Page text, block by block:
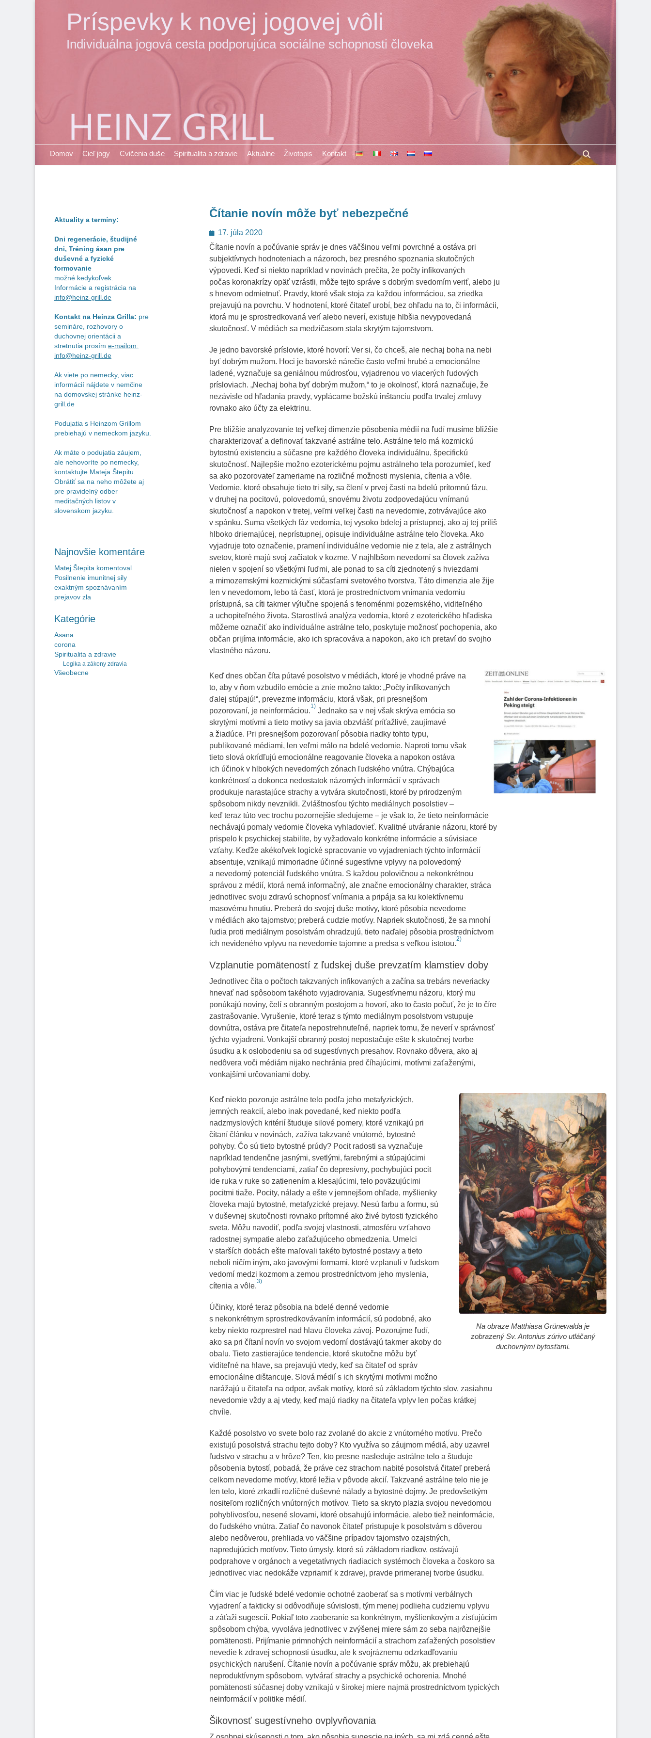
Príspevky k novej jogovej vôli
Individuálna jogová cesta podporujúca sociálne schopnosti človeka
Primary Menu
SkipDomov Cieľ jogy Cvičenia duše Spiritualita a zdravie Aktuálne Životopis Kontakt
Čítanie novín môže byť nebezpečné
Posted
on
17. júla 2020
Čítanie novín a počúvanie správ je dnes väčšinou veľmi povrchné a ostáva pri
subjektívnych hodnoteniach a názoroch, bez presného spoznania skutočných
výpovedí. Keď si niekto napríklad v novinách prečíta, že počty infikovaných
počas koronakrízy opäť vzrástli, môže tejto správe s dobrým svedomím veriť, alebo ju
s hnevom odmietnuť. Pravdy, ktoré však stoja za každou informáciou, sa zriedka
prejavujú na povrchu. V hodnotení, ktoré čitateľ urobí, bez ohľadu na to, či informácii,
ktorá mu je sprostredkovaná verí alebo neverí, existuje hlbšia nevypovedaná
skutočnosť. V médiách sa medzičasom stala skrytým tajomstvom.
Je jedno bavorské príslovie, ktoré hovorí: Ver si, čo chceš, ale nechaj boha na nebi
byť dobrým mužom. Hoci je bavorské nárečie často veľmi hrubé a emocionálne
ladené, vyznačuje sa geniálnou múdrosťou, vyjadrenou vo viacerých ľudových
prísloviach. „Nechaj boha byť dobrým mužom,“ to je okolnosť, ktorá naznačuje, že
nezávisle od hľadania pravdy, vyplácame božskú inštanciu podľa trvalej zmluvy
rovnako ako účty za elektrinu.
Pre bližšie analyzovanie tej veľkej dimenzie pôsobenia médií na ľudí musíme bližšie
charakterizovať a definovať takzvané astrálne telo. Astrálne telo má kozmickú
bytostnú existenciu a súčasne pre každého človeka individuálnu, špecifickú
skutočnosť. Najlepšie možno ezoterickému pojmu astrálneho tela porozumieť, keď
sa ako pozorovateľ zameriame na rozličné možnosti myslenia, cítenia a vôle.
Vedomie, ktoré obsahuje tieto tri sily, sa člení v prvej časti na bdelú prítomnú fázu,
v druhej na pocitovú, polovedomú, snovému životu zodpovedajúcu vnímanú
skutočnosť a napokon v tretej, veľmi veľkej časti na nevedomie, zotrvávajúce ako
v spánku. Suma všetkých fáz vedomia, tej vysoko bdelej a prístupnej, ako aj tej príliš
hlboko driemajúcej, neprístupnej, opisuje individuálne astrálne telo človeka. Ako
vyjadruje toto označenie, pramení individuálne vedomie nie z tela, ale z astrálnych
svetov, ktoré majú svoj začiatok v kozme. V najhlbšom nevedomí sa človek zažíva
nielen v spojení so všetkými ľuďmi, ale ponad to sa cíti zjednotený s hviezdami
a mimozemskými kozmickými súčasťami svetového tvorstva. Táto dimenzia ale žije
len v nevedomom, lebo tá časť, ktorá je prostredníctvom vnímania vedomiu
prístupná, sa cíti takmer výlučne spojená s fenoménmi pozemského, viditeľného
a uchopiteľného života. Starostlivá analýza vedomia, ktoré z ezoterického hľadiska
môžeme označiť ako individuálne astrálne telo, poskytuje možnosť pochopenia, ako
občan prijíma informácie, ako ich spracováva a napokon, ako ich pretaví do svojho
vlastného názoru.
Keď dnes občan číta pútavé posolstvo v médiách, ktoré je vhodné práve na
to, aby v ňom vzbudilo emócie a znie možno takto: „Počty infikovaných
ďalej stúpajú!“, prevezme informáciu, ktorá však, pri presnejšom
pozorovaní, je neinformáciou.
1)
Jednako sa v nej však skrýva emócia so
skrytými motívmi a tieto motívy sa javia obzvlášť príťažlivé, zaujímavé
a žiadúce. Pri presnejšom pozorovaní pôsobia riadky tohto typu,
publikované médiami, len veľmi málo na bdelé vedomie. Naproti tomu však
tieto slová okrídľujú emocionálne reagovanie človeka a napokon ostáva
ich účinok v hlbokých nevedomých zónach ľudského vnútra. Chýbajúca
konkrétnosť a dokonca nedostatok názorných informácií v správach
produkuje narastajúce strachy a vytvára skutočnosti, ktoré by prirodzeným
spôsobom nikdy nevznikli. Zvláštnosťou týchto mediálnych posolstiev –
keď teraz túto vec trochu pozornejšie sledujeme – je však to, že tieto neinformácie
nechávajú pomaly vedomie človeka vyhladovieť. Kvalitné utváranie názoru, ktoré by
prispelo k psychickej stabilite, by vyžadovalo konkrétne informácie a súvisiace
vzťahy. Keďže akékoľvek logické spracovanie vo vyjadreniach týchto informácií
absentuje, vznikajú mimoriadne účinné sugestívne vplyvy na polovedomý
a nevedomý potenciál ľudského vnútra. S každou polovičnou a nekonkrétnou
správou z médií, ktorá nemá informačný, ale značne emocionálny charakter, stráca
jednotlivec svoju zdravú schopnosť vnímania a pripája sa ku kolektívnemu
masovému hnutiu. Preberá do svojej duše motívy, ktoré pôsobia nevedome
v médiách ako tajomstvo; preberá cudzie motívy. Napriek skutočnosti, že sa mnohí
ľudia proti mediálnym posolstvám ohradzujú, tieto naďalej pôsobia prostredníctvom
ich nevideného vplyvu na nevedomie tajomne a predsa s veľkou istotou.
2)
Vzplanutie pomäteností z ľudskej duše prevzatím klamstiev doby
Jednotlivec číta o počtoch takzvaných infikovaných a začína sa trebárs neveriacky
hnevať nad spôsobom takéhoto vyjadrovania. Sugestívnemu názoru, ktorý mu
ponúkajú noviny, čelí s obranným postojom a hovorí, ako to často počuť, že je to číre
zastrašovanie. Vyrušenie, ktoré teraz s týmto mediálnym posolstvom vstupuje
dovnútra, ostáva pre čitateľa nepostrehnuteľné, napriek tomu, že neverí v správnosť
týchto vyjadrení. Vonkajší obranný postoj nepostačuje ešte k skutočnej tvorbe
úsudku a k oslobodeniu sa od sugestívnych presahov. Rovnako dôvera, ako aj
nedôvera voči médiám nijako nechránia pred číhajúcimi, motívmi zaťaženými,
vonkajšími určovaniami doby.
Na obraze Matthiasa Grünewalda je
zobrazený Sv. Antonius zúrivo utláčaný
duchovnými bytosťami.
Keď niekto pozoruje astrálne telo podľa jeho metafyzických,
jemných reakcií, alebo inak povedané, keď niekto podľa
nadzmyslových kritérií študuje silové pomery, ktoré vznikajú pri
čítaní článku v novinách, zažíva takzvané vnútorné, bytostné
pohyby. Čo sú tieto bytostné prúdy? Pocit radosti sa vyznačuje
napríklad tendenčne jasnými, svetlými, farebnými a stúpajúcimi
pohybovými tendenciami, zatiaľ čo depresívny, pochybujúci pocit
ide ruka v ruke so zatienením a klesajúcimi, telo poväzujúcimi
pocitmi tiaže. Pocity, nálady a ešte v jemnejšom ohľade, myšlienky
človeka majú bytostné, metafyzické prejavy. Nesú farbu a formu, sú
v duševnej skutočnosti rovnako prítomné ako živé bytosti fyzického
sveta. Môžu navodiť, podľa svojej vlastnosti, atmosféru vzťahovo
radostnej sympatie alebo zaťažujúceho obmedzenia. Umelci
v starších dobách ešte maľovali takéto bytostné postavy a tieto
neboli ničím iným, ako javovými formami, ktoré vzplanuli v ľudskom
vedomí medzi kozmom a zemou prostredníctvom jeho myslenia,
cítenia a vôle.
3)
Účinky, ktoré teraz pôsobia na bdelé denné vedomie
s nekonkrétnym sprostredkovávaním informácií, sú podobné, ako
keby niekto rozprestrel nad hlavu človeka závoj. Pozorujme ľudí,
ako sa pri čítaní novín vo svojom vedomí dostávajú takmer akoby do
obalu. Tieto zastierajúce tendencie, ktoré skutočne môžu byť
viditeľné na hlave, sa prejavujú vtedy, keď sa čitateľ od správ
emocionálne dištancuje. Slová médií s ich skrytými motívmi možno
narážajú u čitateľa na odpor, avšak motívy, ktoré sú základom týchto slov, zasiahnu
nevedomie vždy a aj vtedy, keď majú riadky na čitateľa vplyv len počas krátkej
chvíle.
Každé posolstvo vo svete bolo raz zvolané do akcie z vnútorného motívu. Prečo
existujú posolstvá strachu tejto doby? Kto využíva so záujmom médiá, aby uzavrel
ľudstvo v strachu a v hrôze? Ten, kto presne nasleduje astrálne telo a študuje
pôsobenia bytostí, pobadá, že práve cez strachom nabité posolstvá čitateľ preberá
celkom nevedome motívy, ktoré ležia v pôvode akcií. Takzvané astrálne telo nie je
len telo, ktoré zrkadlí rozličné duševné nálady a bytostné dojmy. Je predovšetkým
nositeľom rozličných vnútorných motívov. Tieto sa skryto plazia svojou nevedomou
pohyblivosťou, nesené slovami, ktoré obsahujú informácie, alebo tiež neinformácie,
do ľudského vnútra. Zatiaľ čo navonok čitateľ pristupuje k posolstvám s dôverou
alebo nedôverou, prehliada vo väčšine prípadov tajomstvo ozajstných,
napredujúcich motívov. Tieto úmysly, ktoré sú základom riadkov, ostávajú
podprahove v orgánoch a vegetatívnych riadiacich systémoch človeka a čoskoro sa
jednotlivec viac nedokáže vzpriamiť k zdravej, pravde primeranej tvorbe úsudku.
Čím viac je ľudské bdelé vedomie ochotné zaoberať sa s motívmi verbálnych
vyjadrení a fakticky si odôvodňuje súvislosti, tým menej podlieha cudziemu vplyvu
a záťaži sugescií. Pokiaľ toto zaoberanie sa konkrétnym, myšlienkovým a zisťujúcim
spôsobom chýba, vyvoláva jednotlivec v zvýšenej miere sám zo seba najrôznejšie
pomätenosti. Prijímanie primnohých neinformácií a strachom zaťažených posolstiev
nevedie k zdravej schopnosti úsudku, ale k svojráznemu odzrkadľovaniu
psychických narušení. Čítanie novín a počúvanie správ môžu, ak prebiehajú
neproduktívnym spôsobom, vytvárať strachy a psychické ochorenia. Mnohé
pomätenosti súčasnej doby vznikajú v širokej miere najmä prostredníctvom typických
neinformácií v politike médií.
Šikovnosť sugestívneho ovplyvňovania
Aktuality a termíny:
Dni regenerácie, študijné
dni, Tréning ásan pre
duševné a fyzické
formovanie
možné kedykoľvek.
Informácie a registrácia na
info@heinz-grill.de
Kontakt na Heinza Grilla: pre
semináre, rozhovory o
duchovnej orientácii a
stretnutia prosím e-mailom:
info@heinz-grill.de
Ak viete po nemecky, viac
informácií nájdete v nemčine
na domovskej stránke heinz-
grill.de
Podujatia s Heinzom Grillom
prebiehajú v nemeckom jazyku.
Ak máte o podujatia záujem,
ale nehovoríte po nemecky,
kontaktujte Mateja Štepitu.
Obrátiť sa na neho môžete aj
pre pravidelný odber
meditačných listov v
slovenskom jazyku.
Najnovšie komentáre
Matej Štepita komentoval
Posilnenie imunitnej sily
exaktným spoznávaním
prejavov zla
Kategórie
Asana
corona
Spiritualita a zdravie
Logika a zákony zdravia
Všeobecne